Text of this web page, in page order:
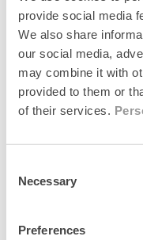
provide social media
We also share
our social media,
may combine it with
provided to them or
of their services.
Selection
Necessary
Preferences
n
Fabrikant
Relaterede produkter